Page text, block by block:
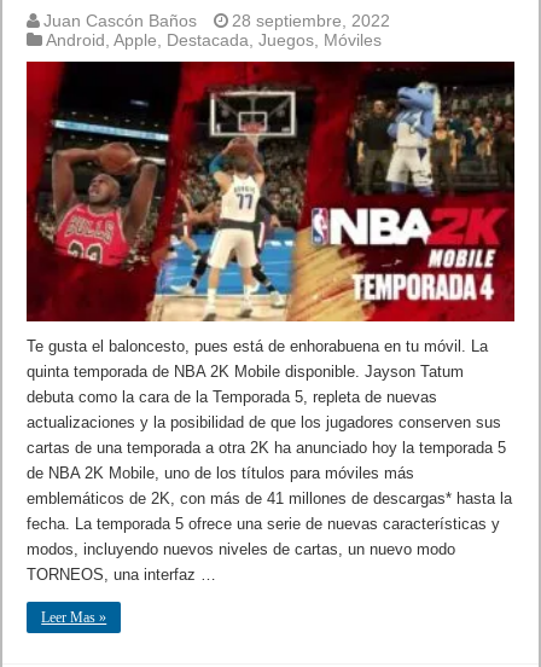
Juan Cascón Baños
28 septiembre, 2022
Android ,Apple Destacada ,Juegos Móviles
Te gusta el baloncesto, pues está de enhorabuena en tu móvil. La
quinta temporada de NBA 2K Mobile disponible. Jayson Tatum
debuta como la cara de la Temporada 5, repleta de nuevas
actualizaciones y la posibilidad de que los jugadores conserven sus
cartas de una temporada a otra 2K ha anunciado hoy la temporada 5
de NBA 2K Mobile, uno de los títulos para móviles más
emblemáticos de 2K, con más de 41 millones de descargas* hasta la
fecha. La temporada 5 ofrece una serie de nuevas características y
modos, incluyendo nuevos niveles de cartas, un nuevo modo
TORNEOS, una interfaz …
Leer Mas »